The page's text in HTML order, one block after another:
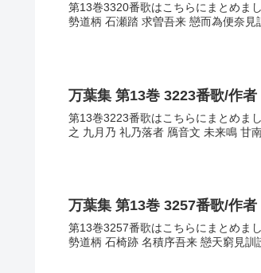
第13巻3320番歌はこちらにまとめま
勢道柄 石瀬踏 求曽吾来 戀而為便奈見
万葉集 第13巻 3223番歌/作
第13巻3223番歌はこちらにまとめま
之 九月乃 礼乃落者 鴈音文 未来鳴 甘
万葉集 第13巻 3257番歌/作
第13巻3257番歌はこちらにまとめま
勢道柄 石椅跡 名積序吾来 戀天窮見